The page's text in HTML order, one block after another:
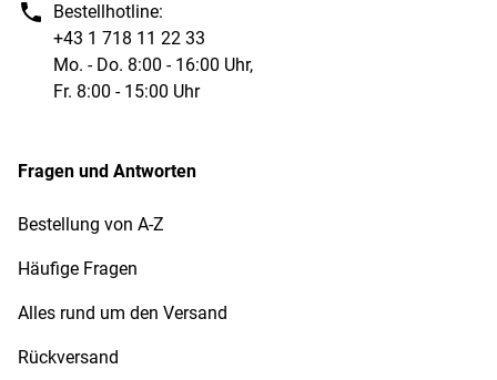
Bestellhotline:
+43 1 718 11 22 33
Mo. - Do. 8:00 - 16:00 Uhr,
Fr. 8:00 - 15:00 Uhr
Fragen und Antworten
Bestellung von A-Z
Häufige Fragen
Alles rund um den Versand
Rückversand